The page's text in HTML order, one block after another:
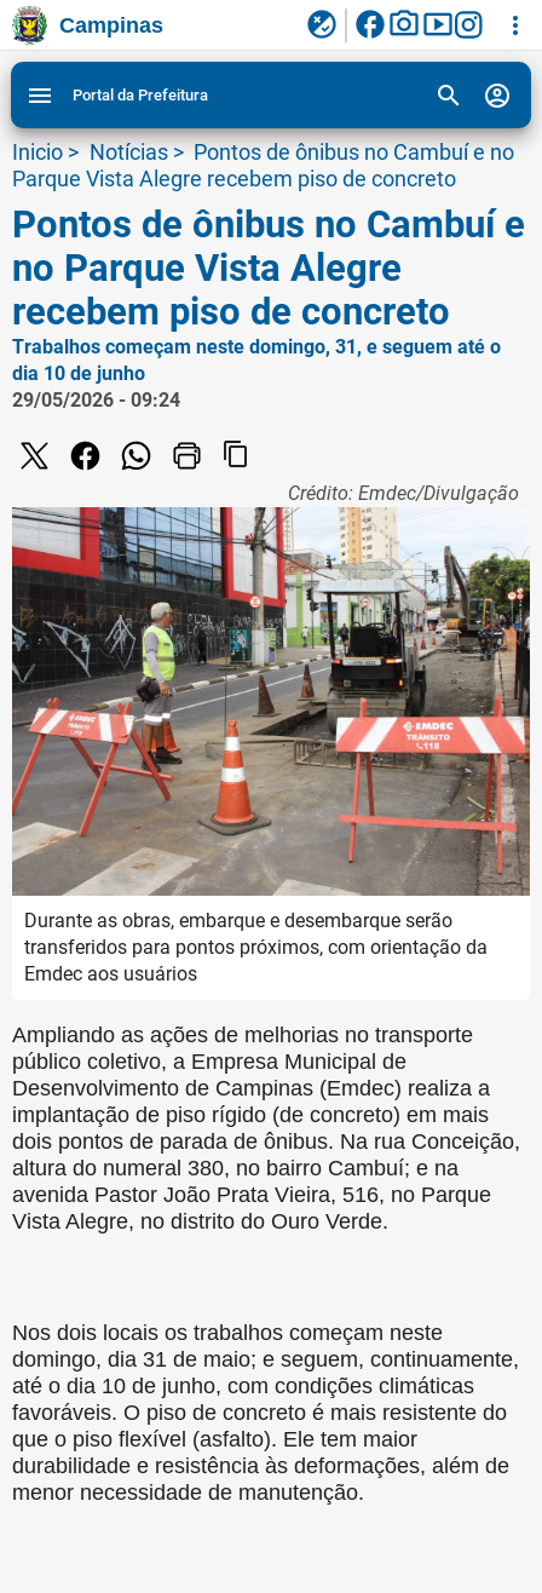
Ir para conteudo
Ir para menu do site da Prefeitura de Campinas
Ligar/Desligar contraste visual de tela para
acessibilidade
3
Campinas flaky facebookphoto_camerasmart_display more_vert
menu Portal da Prefeitura search account_circle
Inicio > Notícias> Pontos de ônibus no Cambuí e no
Parque Vista Alegre recebem piso de concreto
Pontos de ônibus no Cambuí e
no Parque Vista Alegre
recebem piso de concreto
Trabalhos começam neste domingo, 31, e seguem até o
dia 10 de junho
29/05/2026 - 09:24
content_copy
Crédito: Emdec/Divulgação
Durante as obras, embarque e desembarque serão
transferidos para pontos próximos, com orientação da
Emdec aos usuários
Ampliando as ações de melhorias no transporte
público coletivo, a Empresa Municipal de
Desenvolvimento de Campinas (Emdec) realiza a
implantação de piso rígido (de concreto) em mais
dois pontos de parada de ônibus. Na rua Conceição,
altura do numeral 380, no bairro Cambuí; e na
avenida Pastor João Prata Vieira, 516, no Parque
Vista Alegre, no distrito do Ouro Verde.
Nos dois locais os trabalhos começam neste
domingo, dia 31 de maio; e seguem, continuamente,
até o dia 10 de junho, com condições climáticas
favoráveis. O piso de concreto é mais resistente do
que o piso flexível (asfalto). Ele tem maior
durabilidade e resistência às deformações, além de
menor necessidade de manutenção.